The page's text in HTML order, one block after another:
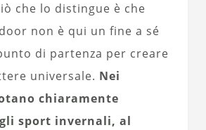
che lo distingue è che
non è qui un fine a sé
di partenza per creare
universale. Nei
chiaramente
sport invernali, al